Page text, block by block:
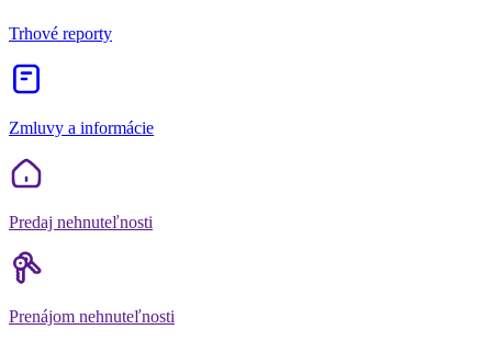
Trhové reporty
Zmluvy a informácie
Predaj nehnuteľnosti
Prenájom nehnuteľnosti